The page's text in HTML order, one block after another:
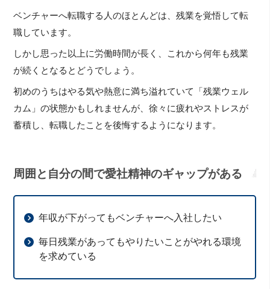
ベンチャーへ転職する人のほとんどは、残業を覚悟して転
職しています。
しかし思った以上に労働時間が長く、これから何年も残業
が続くとなるとどうでしょう。
初めのうちはやる気や熱意に満ち溢れていて「残業ウェル
カム」の状態かもしれませんが、徐々に疲れやストレスが
蓄積し、転職したことを後悔するようになります。
周囲と自分の間で愛社精神のギャップがある
年収が下がってもベンチャーへ入社したい
毎日残業があってもやりたいことがやれる環境
を求めている